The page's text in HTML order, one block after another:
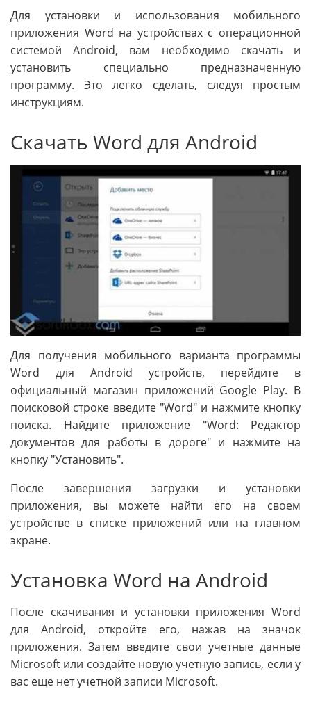
Для установки и использования мобильного
приложения Word на устройствах с операционной
системой Android, вам необходимо скачать и
установить специально предназначенную
программу. Это легко сделать, следуя простым
инструкциям.
Скачать Word для Android
Для получения мобильного варианта программы
Word для Android устройств, перейдите в
официальный магазин приложений Google Play. В
поисковой строке введите "Word" и нажмите кнопку
поиска. Найдите приложение "Word: Редактор
документов для работы в дороге" и нажмите на
кнопку "Установить".
После завершения загрузки и установки
приложения, вы можете найти его на своем
устройстве в списке приложений или на главном
экране.
Установка Word на Android
После скачивания и установки приложения Word
для Android, откройте его, нажав на значок
приложения. Затем введите свои учетные данные
Microsoft или создайте новую учетную запись, если у
вас еще нет учетной записи Microsoft.